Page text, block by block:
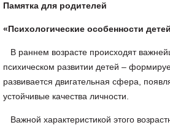
Памятка для родителей
«Психологические особенности
В раннем возрасте происходят
психическом развитии детей –
развивается двигательная сфера,
устойчивые качества личности.
Важной характеристикой этого